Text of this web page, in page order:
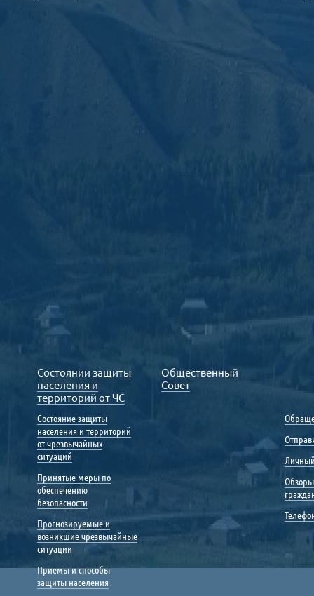
Состоянии защиты
населения и
территорий от ЧС
Состояние защиты
населения и территорий
от чрезвычайных
ситуаций
Принятые меры по
обеспечению
безопасности
Прогнозируемые и
возникшие чрезвычайные
ситуации
Приемы и способы
защиты населения
Общественный
Совет